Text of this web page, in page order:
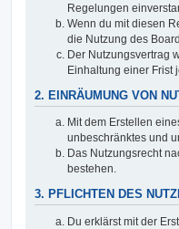
Regelungen
Wenn du mit diesen
die Nutzung des
Der Nutzungsvertrag
Einhaltung einer Frist
2. EINRÄUMUNG VON
Mit dem Erstellen
unbeschränktes und
Das Nutzungsrecht
bestehen.
3. PFLICHTEN DES
Du erklärst mit der